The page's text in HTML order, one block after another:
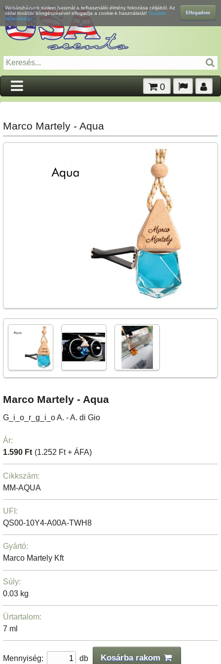
Elfogadom
Webáruházunk sütiket használ a felhasználói élmény fokozása céljából. Az
oldal további böngészésével elfogadja a cookie-k használatát! További
információk...
0
Marco Martely - Aqua
Marco Martely - Aqua
G_i_o_r_g_i_o A. - A. di Gio
Ár:
1.590 Ft (1.252 Ft + ÁFA)
Cikkszám:
MM-AQUA
UFI:
QS00-10Y4-A00A-TWH8
Gyártó:
Marco Martely Kft
Súly:
0.03 kg
Ürtartalom:
7 ml
Mennyiség: db Kosárba rakom